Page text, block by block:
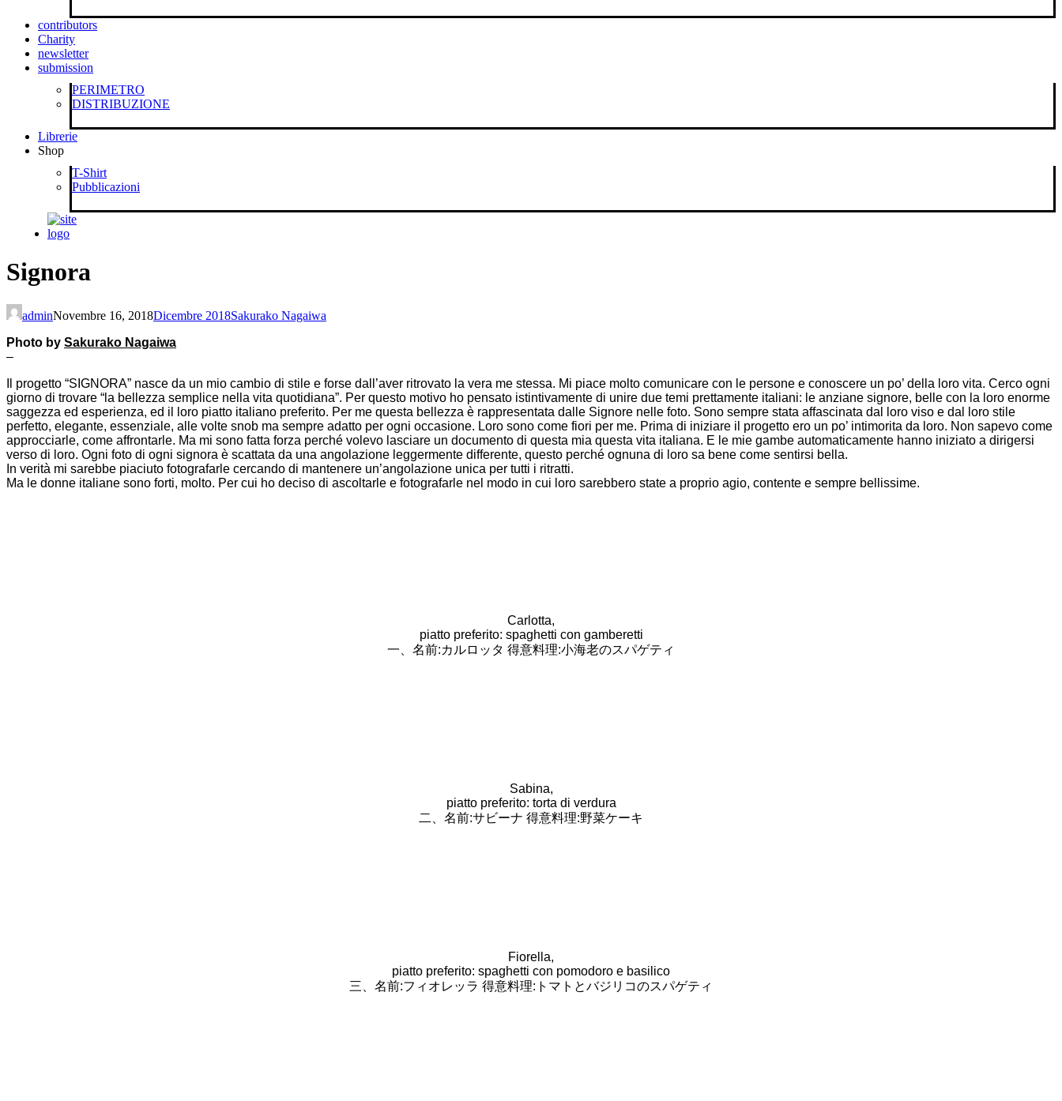
contributors
Charity
newsletter
submission
PERIMETRO
DISTRIBUZIONE
Librerie
Shop
T-Shirt
Pubblicazioni
Signora
adminNovembre 16, 2018Dicembre 2018Sakurako Nagaiwa
Photo by Sakurako Nagaiwa
–
Il progetto “SIGNORA” nasce da un mio cambio di stile e forse dall’aver ritrovato la vera me stessa. Mi piace molto comunicare con le persone e conoscere un po’ della loro vita. Cerco ogni
giorno di trovare “la bellezza semplice nella vita quotidiana”. Per questo motivo ho pensato istintivamente di unire due temi prettamente italiani: le anziane signore, belle con la loro enorme
saggezza ed esperienza, ed il loro piatto italiano preferito. Per me questa bellezza è rappresentata dalle Signore nelle foto. Sono sempre stata affascinata dal loro viso e dal loro stile
perfetto, elegante, essenziale, alle volte snob ma sempre adatto per ogni occasione. Loro sono come fiori per me. Prima di iniziare il progetto ero un po’ intimorita da loro. Non sapevo come
approcciarle, come affrontarle. Ma mi sono fatta forza perché volevo lasciare un documento di questa mia questa vita italiana. E le mie gambe automaticamente hanno iniziato a dirigersi
verso di loro. Ogni foto di ogni signora è scattata da una angolazione leggermente differente, questo perché ognuna di loro sa bene come sentirsi bella.
In verità mi sarebbe piaciuto fotografarle cercando di mantenere un’angolazione unica per tutti i ritratti.
Ma le donne italiane sono forti, molto. Per cui ho deciso di ascoltarle e fotografarle nel modo in cui loro sarebbero state a proprio agio, contente e sempre bellissime.
Carlotta,
piatto preferito: spaghetti con gamberetti
一、名前:カルロッタ 得意料理:小海老のスパゲティ
Sabina,
piatto preferito: torta di verdura
二、名前:サビーナ 得意料理:野菜ケーキ
Fiorella,
piatto preferito: spaghetti con pomodoro e basilico
三、名前:フィオレッラ 得意料理:トマトとバジリコのスパゲティ